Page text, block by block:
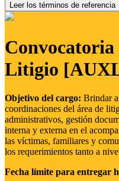
Leer los términos de referencia
Litigio
Objetivo del cargo: Brindar
coordinaciones del área de
administrativos, gestión
interna y externa en el
las víctimas, familiares y
los requerimientos tanto a
Fecha límite para entregar